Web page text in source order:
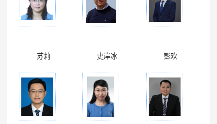
苏莉 史岸冰 彭欢